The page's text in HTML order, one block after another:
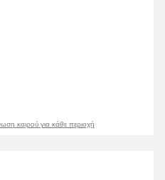
καιρού για κάθε περιοχή